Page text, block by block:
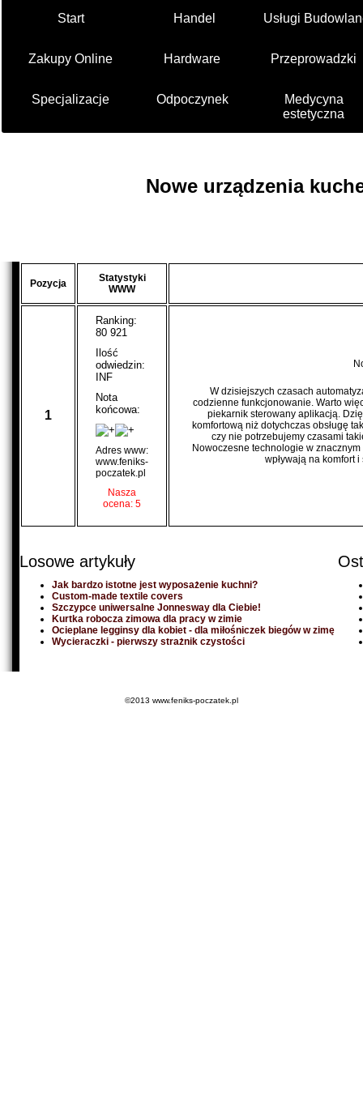
Start Handel Usługi
Zakupy Online Hardware Przeprowadzki
Specjalizacje Odpoczynek
Medycyna
estetyczna
Nowe urządzenia
Pozycja
Statystyki
WWW
1
Ranking:
80 921
Ilość
odwiedzin:
INF
Nota
końcowa:
Adres www:
www.feniks-
poczatek.pl
Nasza
ocena: 5
W dzisiejszych czasach
codzienne funkcjonowanie. Warto
piekarnik sterowany aplikacją.
komfortową niż dotychczas obsługę
czy nie potrzebujemy czasami
Nowoczesne technologie w
wpływają na komfort
Losowe artykuły
Jak bardzo istotne jest wyposażenie kuchni?
Custom-made textile covers
Szczypce uniwersalne Jonnesway dla Ciebie!
Kurtka robocza zimowa dla pracy w zimie
Ocieplane legginsy dla kobiet - dla miłośniczek biegów w zimę
Wycieraczki - pierwszy strażnik czystości
©2013 www.feniks-poczatek.pl